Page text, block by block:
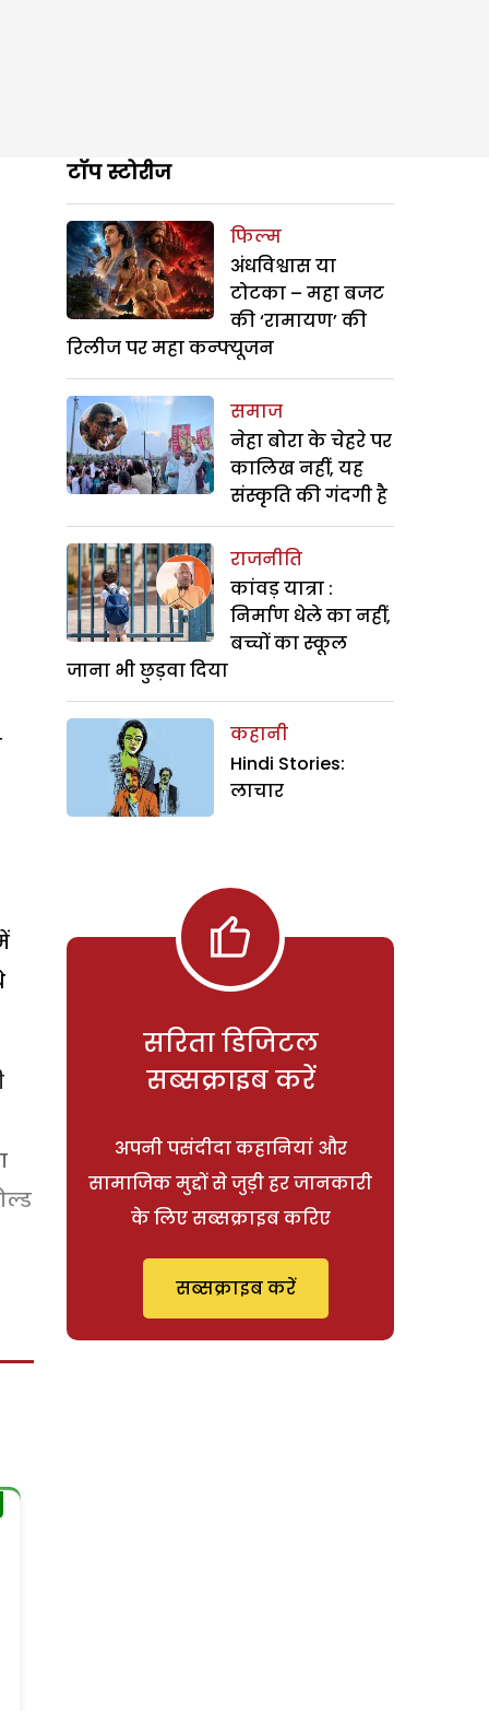
टॉप स्टोरीज
फिल्म
अंधविश्वास या
टोटका – महा बजट
की ‘रामायण’ की
रिलीज पर महा कन्फ्यूजन
समाज
नेहा बोरा के चेहरे पर
कालिख नहीं, यह
संस्कृति की गंदगी है
राजनीति
कांवड़ यात्रा :
निर्माण धेले का नहीं,
बच्चों का स्कूल
जाना भी छुड़वा दिया
कहानी
Hindi Stories:
लाचार
सरिता डिजिटल
सब्सक्राइब करें
अपनी पसंदीदा कहानियां और
सामाजिक मुद्दों से जुड़ी हर जानकारी
के लिए सब्सक्राइब करिए
सब्सक्राइब करें